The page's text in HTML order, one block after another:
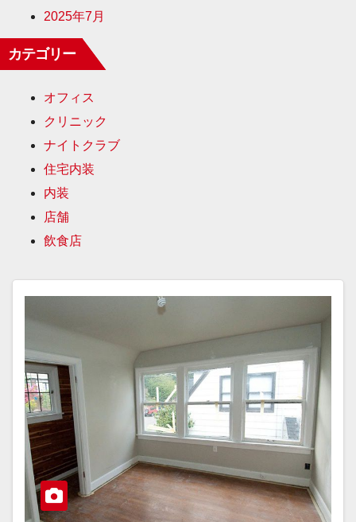
2025年7月
カテゴリー
オフィス
クリニック
ナイトクラブ
住宅内装
内装
店舗
飲食店